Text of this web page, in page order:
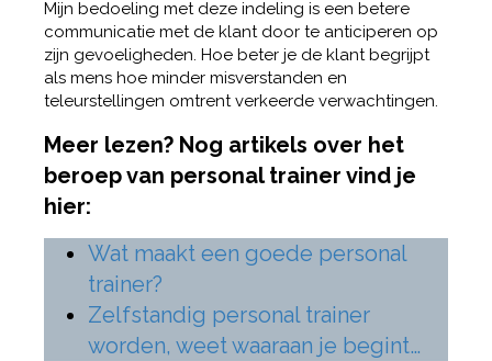
Mijn bedoeling met deze indeling is een betere
communicatie met de klant door te anticiperen op
zijn gevoeligheden. Hoe beter je de klant begrijpt
als mens hoe minder misverstanden en
teleurstellingen omtrent verkeerde verwachtingen.
Meer lezen? Nog artikels over het
beroep van personal trainer vind je
hier:
Wat maakt een goede personal
trainer?
Zelfstandig personal trainer
worden, weet waaraan je begint…